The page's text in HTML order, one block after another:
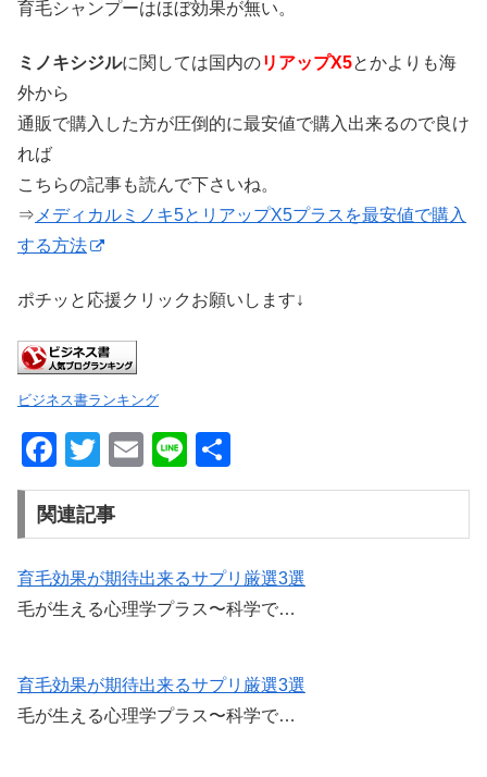
育毛シャンプーはほぼ効果が無い。
ミノキシジルに関しては国内のリアップX5とかよりも海
外から
通販で購入した方が圧倒的に最安値で購入出来るので良け
れば
こちらの記事も読んで下さいね。
⇒ メディカルミノキ5とリアップX5プラスを最安値で購入
する方法
ポチッと応援クリックお願いします↓
ビジネス書ランキング
F
a
c
b
o
k
T
wi
tt
E
m
Li
n
有
関連記事
育毛効果が期待出来るサプリ厳選3選
毛が生える心理学プラス〜科学で…
育毛効果が期待出来るサプリ厳選3選
毛が生える心理学プラス〜科学で…